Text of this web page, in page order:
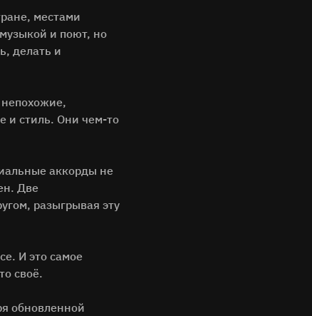
местами
и поют, но
делать и
и стиль. Они чем-то
аккорды не
Две
разыгрывая эту
И это самое
своё.
обновленной